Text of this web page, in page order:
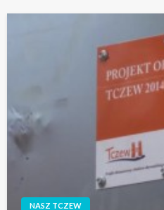
NASZ TCZEW